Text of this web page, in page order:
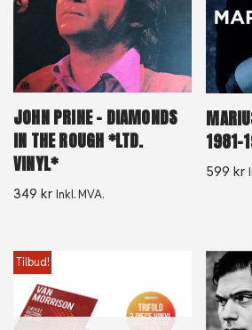
JOHN PRINE – DIAMONDS
IN THE ROUGH *LTD.
VINYL*
349 kr Inkl. MVA.
1981-
599kr
Tilbud!